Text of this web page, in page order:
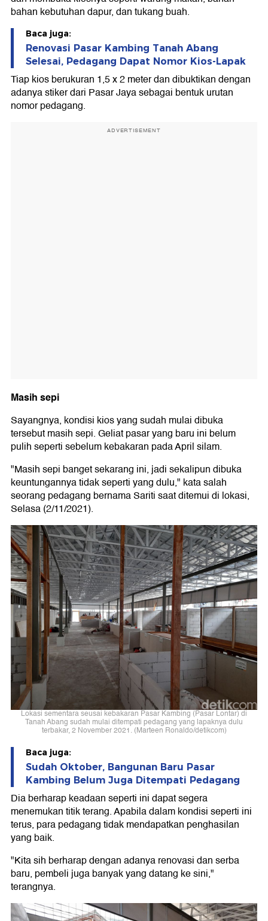
bahan kebutuhan dapur, dan tukang buah.
Baca juga:
Renovasi Pasar Kambing Tanah Abang
Selesai, Pedagang Dapat Nomor Kios-Lapak
Tiap kios berukuran 1,5 x 2 meter dan dibuktikan dengan
adanya stiker dari Pasar Jaya sebagai bentuk urutan
nomor pedagang.
ADVERTISEMENT
Masih sepi
Sayangnya, kondisi kios yang sudah mulai dibuka
tersebut masih sepi. Geliat pasar yang baru ini belum
pulih seperti sebelum kebakaran pada April silam.
"Masih sepi banget sekarang ini, jadi sekalipun dibuka
keuntungannya tidak seperti yang dulu," kata salah
seorang pedagang bernama Sariti saat ditemui di lokasi,
Selasa (2/11/2021).
Lokasi sementara seusai kebakaran Pasar Kambing (Pasar Lontar) di
Tanah Abang sudah mulai ditempati pedagang yang lapaknya dulu
terbakar, 2 November 2021. (Marteen Ronaldo/detikcom)
Baca juga:
Sudah Oktober, Bangunan Baru Pasar
Kambing Belum Juga Ditempati Pedagang
Dia berharap keadaan seperti ini dapat segera
menemukan titik terang. Apabila dalam kondisi seperti ini
terus, para pedagang tidak mendapatkan penghasilan
yang baik.
"Kita sih berharap dengan adanya renovasi dan serba
baru, pembeli juga banyak yang datang ke sini,"
terangnya.